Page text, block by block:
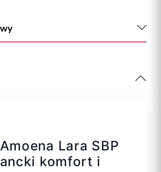
Lara SBP
komfort i